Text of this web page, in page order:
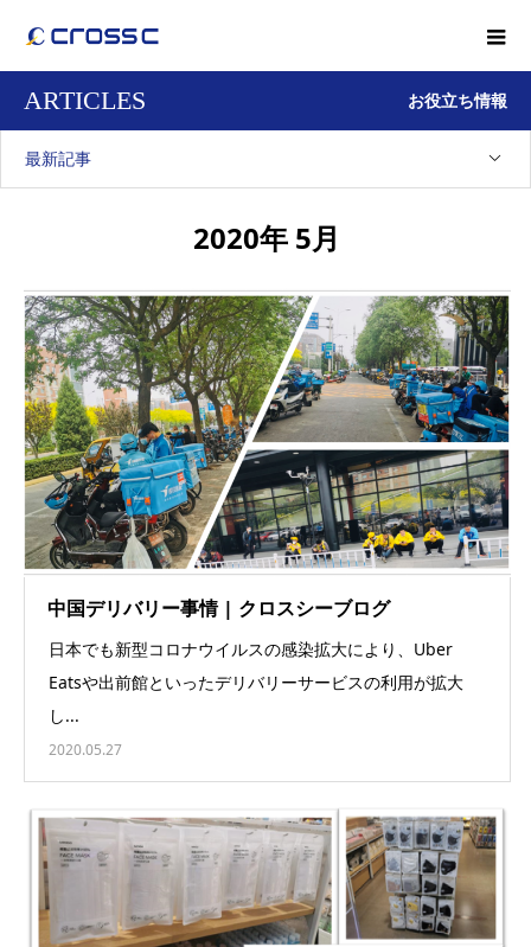
ARTICLES お役立ち情報
最新記事
2020年 5月
中国デリバリー事情 | クロスシーブログ
日本でも新型コロナウイルスの感染拡大により、Uber
Eatsや出前館といったデリバリーサービスの利用が拡大
し...
2020.05.27